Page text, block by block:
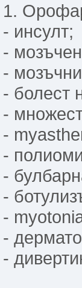
1.
- инсулт;
-
-
- болест
-
-
-
-
-
-
-
-